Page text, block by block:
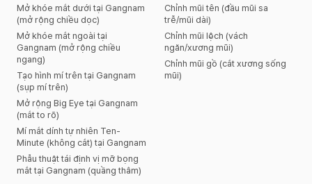
Mở khóe mắt dưới tại Gangnam
(mở rộng chiều dọc)
Mở khóe mắt ngoài tại
Gangnam (mở rộng chiều
ngang)
Tạo hình mí trên tại Gangnam
(sụp mí trên)
Mở rộng Big Eye tại Gangnam
(mắt to rõ)
Mí mắt dính tự nhiên Ten-
Minute (không cắt) tại Gangnam
Phẫu thuật tái định vị mỡ bọng
mắt tại Gangnam (quầng thâm)
Chỉnh mũi tên (đầu mũi sa
trễ/mũi dài)
Chỉnh mũi lệch (vách
ngăn/xương mũi)
Chỉnh mũi gồ (cắt xương sống
mũi)